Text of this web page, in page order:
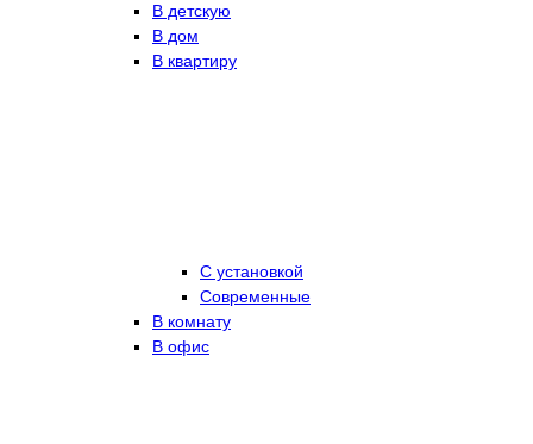
В детскую
В дом
В квартиру
С установкой
Современные
В комнату
В офис